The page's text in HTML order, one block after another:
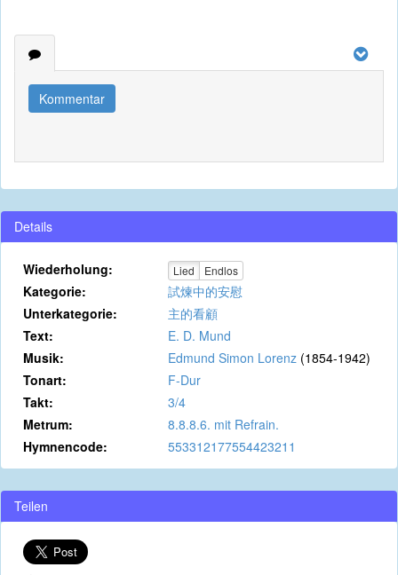
Kommentar
Details
Wiederholung: Lied Endlos
Kategorie:
試煉中的安慰
Unterkategorie:
主的看顧
Text:
E. D. Mund
Musik:
Edmund Simon Lorenz (1854-1942)
Tonart:
F-Dur
Takt:
3/4
Metrum:
8.8.8.6. mit Refrain.
Hymnencode:
553312177554423211
Teilen